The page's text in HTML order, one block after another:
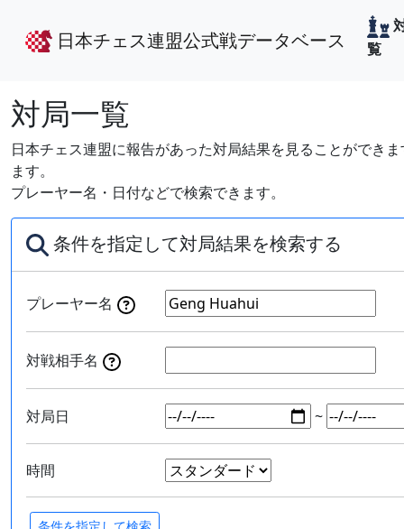
日本チェス連盟公式戦データベース
覧
対局一覧
日本チェス連盟に報告があった対局結果を見ることができ
ます。
プレーヤー名・日付などで検索できます。
条件を指定して対局結果を検索する
プレーヤー名
対戦相手名
対局日 ~
時間